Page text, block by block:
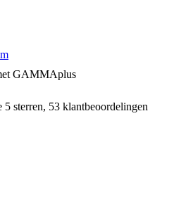
GAMMAplus
sterren, 53 klantbeoordelingen